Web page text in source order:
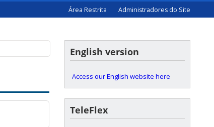
Área Restrita Administradores do Site
English version
Access our English website here
TeleFlex